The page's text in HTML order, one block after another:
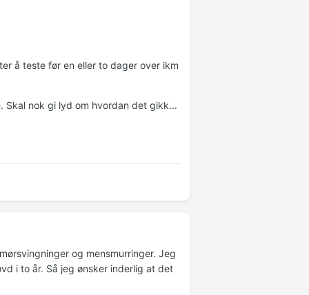
å teste før en eller to dager over ikm
Skal nok gi lyd om hvordan det gikk...
og mensmurringer. Jeg
i to år. Så jeg ønsker inderlig at det